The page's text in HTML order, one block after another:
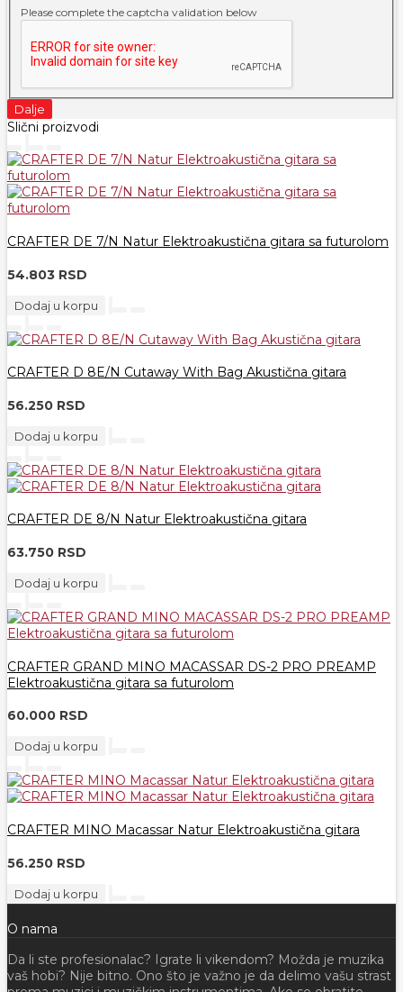
Please complete the captcha validation below
Dalje
Slični proizvodi
CRAFTER DE 7/N Natur Elektroakustična gitara sa futurolom
54.803 RSD
Dodaj u korpu
CRAFTER D 8E/N Cutaway With Bag Akustična gitara
56.250 RSD
Dodaj u korpu
CRAFTER DE 8/N Natur Elektroakustična gitara
63.750 RSD
Dodaj u korpu
CRAFTER GRAND MINO MACASSAR DS-2 PRO PREAMP
Elektroakustična gitara sa futurolom
60.000 RSD
Dodaj u korpu
CRAFTER MINO Macassar Natur Elektroakustična gitara
56.250 RSD
Dodaj u korpu
O nama
Da li ste profesionalac? Igrate li vikendom? Možda je muzika
vaš hobi? Nije bitno. Ono što je važno je da delimo vašu strast